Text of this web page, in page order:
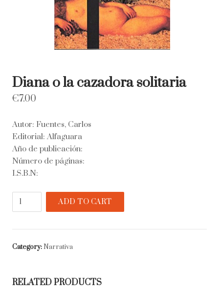
Diana o la cazadora solitaria
€7.00
Autor: Fuentes, Carlos
Editorial: Alfaguara
Año de publicación:
Número de páginas:
I.S.B.N:
Diana
cazadora
solitaria
quantity
ADD TO CART
Category:Narrativa
RELATED PRODUCTS